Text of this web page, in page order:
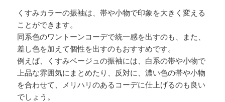
くすみカラーの振袖は、帯や小物で印象を大きく変える
ことができます。
同系色のワントーンコーデで統一感を出すのも、また、
差し色を加えて個性を出すのもおすすめです。
例えば、くすみベージュの振袖には、白系の帯や小物で
上品な雰囲気にまとめたり、反対に、濃い色の帯や小物
を合わせて、メリハリのあるコーデに仕上げるのも良い
でしょう。